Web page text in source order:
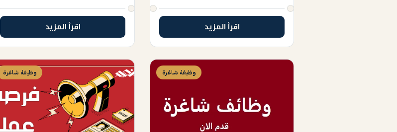
اقرأ المزيد اقرأ المزيد
وظيفة شاغرة وظيفة شاغرة